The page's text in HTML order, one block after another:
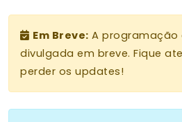
Em Breve: A programação
divulgada em breve. Fique
perder os updates!